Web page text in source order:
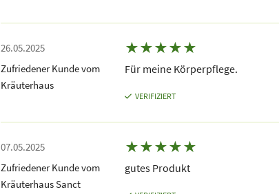
26.05.2025
Zufriedener Kunde vom
Kräuterhaus
★★★★★
Für meine Körperpflege.
VERIFIZIERT
07.05.2025
Zufriedener Kunde vom
Kräuterhaus Sanct
★★★★★
gutes Produkt